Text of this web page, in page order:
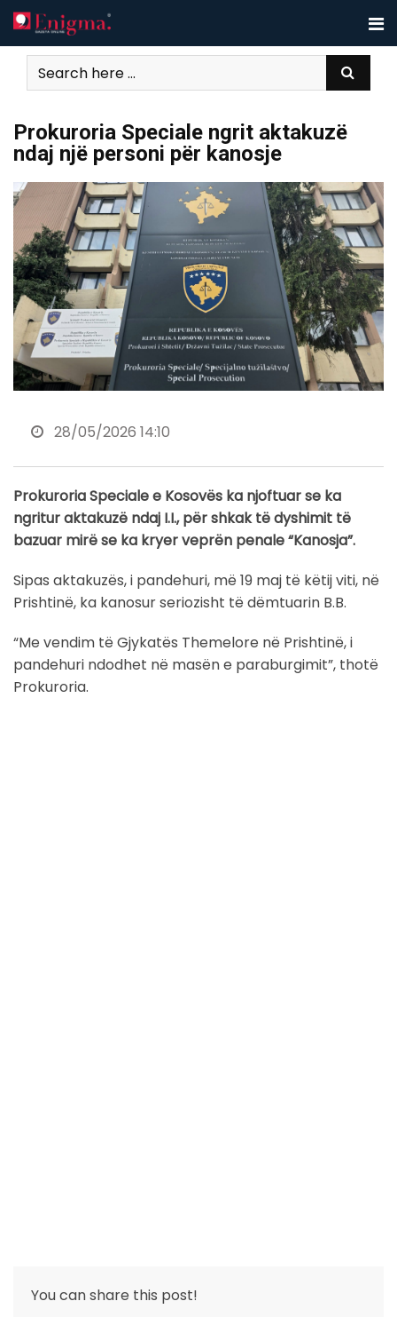
Skip
to
content
Prokuroria Speciale ngrit aktakuzë
ndaj një personi për kanosje
28/05/2026 14:10
Prokuroria Speciale e Kosovës ka njoftuar se ka
ngritur aktakuzë ndaj I.I., për shkak të dyshimit të
bazuar mirë se ka kryer veprën penale “Kanosja”.
Sipas aktakuzës, i pandehuri, më 19 maj të këtij viti, në
Prishtinë, ka kanosur seriozisht të dëmtuarin B.B.
“Me vendim të Gjykatës Themelore në Prishtinë, i
pandehuri ndodhet në masën e paraburgimit”, thotë
Prokuroria.
You can share this post!